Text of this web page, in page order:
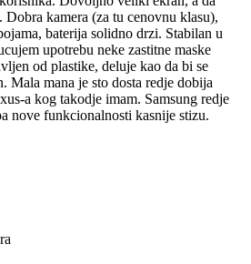
Dobra kamera (za tu cenovnu klasu),
baterija solidno drzi. Stabilan u
upotrebu neke zastitne maske
od plastike, deluje kao da bi se
Mala mana je sto dosta redje dobija
a kog takodje imam. Samsung redje
nove funkcionalnosti kasnije stizu.